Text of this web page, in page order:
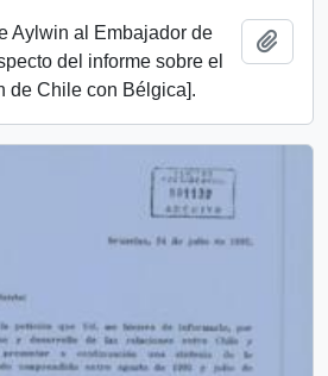
Aylwin al Embajador de
del informe sobre el
de Chile con Bélgica].